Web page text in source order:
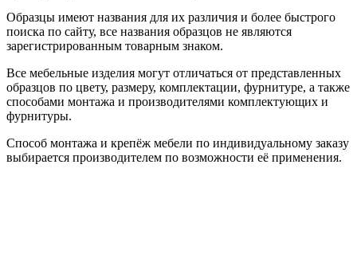
Образцы имеют названия для их различия и более быстрого
поиска по сайту, все названия образцов не являются
зарегистрированным товарным знаком.
Все мебельные изделия могут отличаться от представленных
образцов по цвету, размеру, комплектации, фурнитуре, а также
способами монтажа и производителями комплектующих и
фурнитуры.
Способ монтажа и крепёж мебели по индивидуальному заказу
выбирается производителем по возможности её применения.